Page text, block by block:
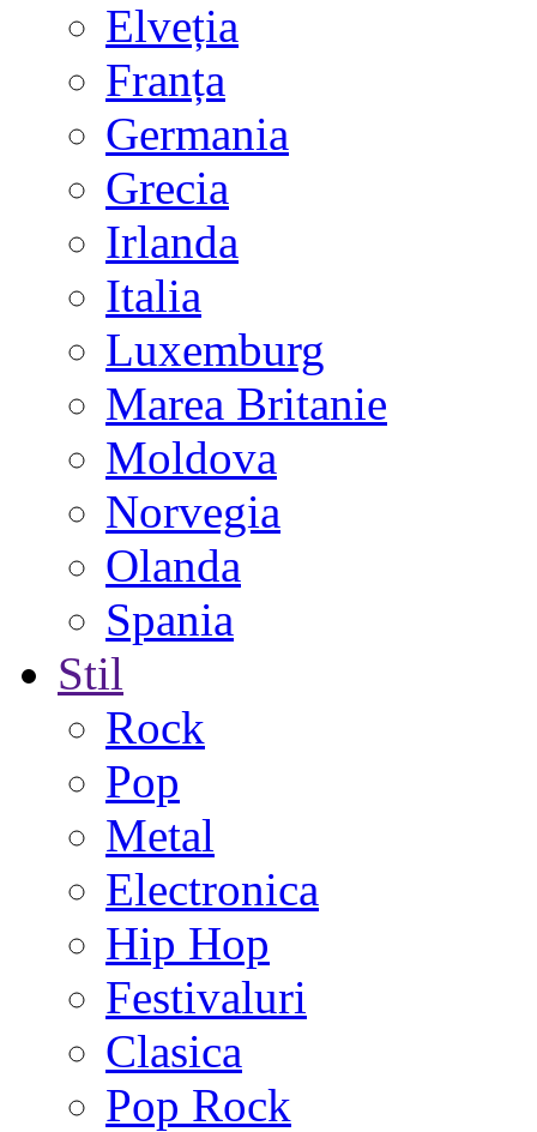
Elveția
Franța
Germania
Grecia
Irlanda
Italia
Luxemburg
Marea Britanie
Moldova
Norvegia
Olanda
Spania
Stil
Rock
Pop
Metal
Electronica
Hip Hop
Festivaluri
Clasica
Pop Rock